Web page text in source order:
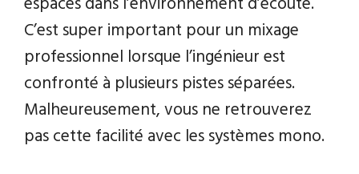
C’est super important pour un mixage
professionnel lorsque l’ingénieur est
confronté à plusieurs pistes séparées.
Malheureusement, vous ne retrouverez
pas cette facilité avec les systèmes mono.